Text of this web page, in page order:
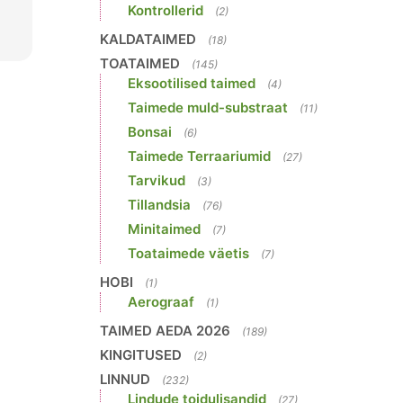
Kontrollerid (2)
KALDATAIMED (18)
TOATAIMED (145)
Eksootilised taimed (4)
Taimede muld-substraat (11)
Bonsai (6)
Taimede Terraariumid (27)
Tarvikud (3)
Tillandsia (76)
Minitaimed (7)
Toataimede väetis (7)
HOBI (1)
Aerograaf (1)
TAIMED AEDA 2026 (189)
KINGITUSED (2)
LINNUD (232)
Lindude toidulisandid (27)